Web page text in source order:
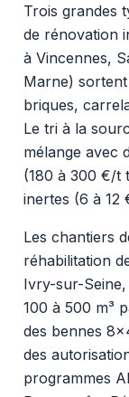
Trois grandes
de rénovation
à Vincennes,
Marne)
briques,
Le tri à la
mélange avec
(180 à 300 €/t
inertes (6 à 12
Les chantiers
réhabilitation
Ivry-sur-
100 à 500 m³
des bennes
des
programmes